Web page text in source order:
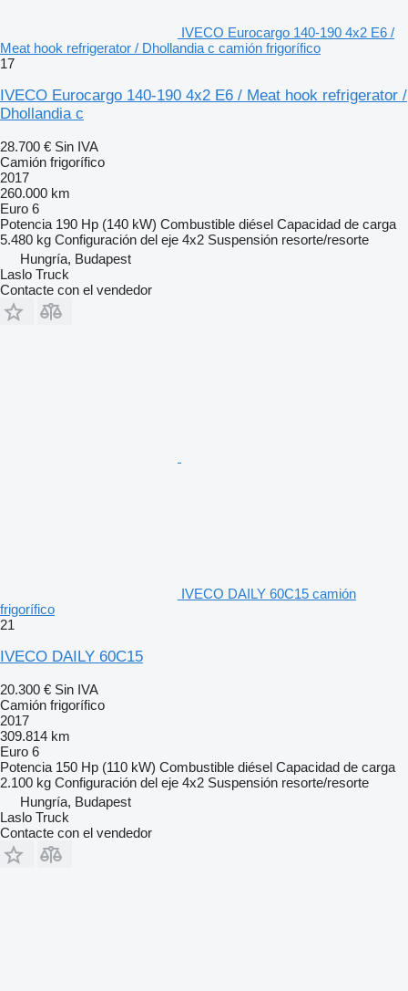
IVECO Eurocargo 140-190 4x2 E6 /
Meat hook refrigerator / Dhollandia c camión frigorífico
17
IVECO Eurocargo 140-190 4x2 E6 / Meat hook refrigerator /
Dhollandia c
28.700 € Sin IVA
Camión frigorífico
2017
260.000 km
Euro 6
Potencia 190 Hp (140 kW) Combustible diésel Capacidad de carga
5.480 kg Configuración del eje 4x2 Suspensión resorte/resorte
Hungría, Budapest
Laslo Truck
Contacte con el vendedor
IVECO DAILY 60C15 camión
frigorífico
21
IVECO DAILY 60C15
20.300 € Sin IVA
Camión frigorífico
2017
309.814 km
Euro 6
Potencia 150 Hp (110 kW) Combustible diésel Capacidad de carga
2.100 kg Configuración del eje 4x2 Suspensión resorte/resorte
Hungría, Budapest
Laslo Truck
Contacte con el vendedor